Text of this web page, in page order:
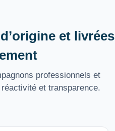
et livrées
professionnels et
et transparence.